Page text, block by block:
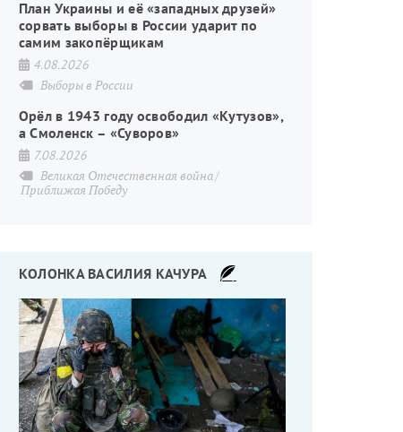
План Украины и её «западных друзей»
сорвать выборы в России ударит по
самим закопёрщикам
4.08.2026
Выборы в России
Орёл в 1943 году освободил «Кутузов»,
а Смоленск – «Суворов»
7.08.2026
Великая Отечественная война
Приближая Победу
КОЛОНКА ВАСИЛИЯ КАЧУРА